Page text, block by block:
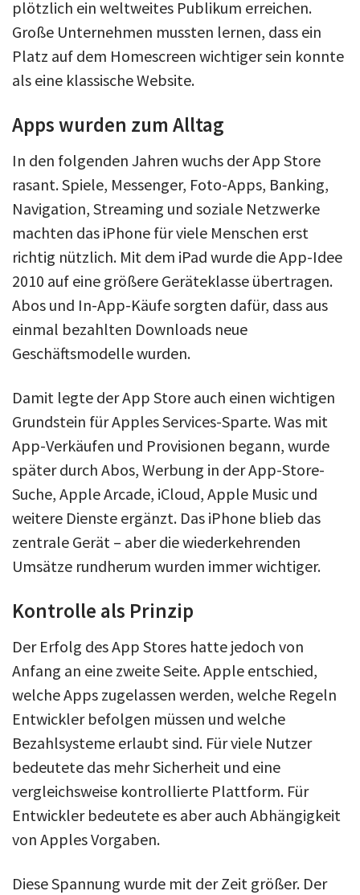
plötzlich ein weltweites Publikum erreichen.
Große Unternehmen mussten lernen, dass ein
Platz auf dem Homescreen wichtiger sein konnte
als eine klassische Website.
Apps wurden zum Alltag
In den folgenden Jahren wuchs der App Store
rasant. Spiele, Messenger, Foto-Apps, Banking,
Navigation, Streaming und soziale Netzwerke
machten das iPhone für viele Menschen erst
richtig nützlich. Mit dem iPad wurde die App-Idee
2010 auf eine größere Geräteklasse übertragen.
Abos und In-App-Käufe sorgten dafür, dass aus
einmal bezahlten Downloads neue
Geschäftsmodelle wurden.
Damit legte der App Store auch einen wichtigen
Grundstein für Apples Services-Sparte. Was mit
App-Verkäufen und Provisionen begann, wurde
später durch Abos, Werbung in der App-Store-
Suche, Apple Arcade, iCloud, Apple Music und
weitere Dienste ergänzt. Das iPhone blieb das
zentrale Gerät – aber die wiederkehrenden
Umsätze rundherum wurden immer wichtiger.
Kontrolle als Prinzip
Der Erfolg des App Stores hatte jedoch von
Anfang an eine zweite Seite. Apple entschied,
welche Apps zugelassen werden, welche Regeln
Entwickler befolgen müssen und welche
Bezahlsysteme erlaubt sind. Für viele Nutzer
bedeutete das mehr Sicherheit und eine
vergleichsweise kontrollierte Plattform. Für
Entwickler bedeutete es aber auch Abhängigkeit
von Apples Vorgaben.
Diese Spannung wurde mit der Zeit größer. Der